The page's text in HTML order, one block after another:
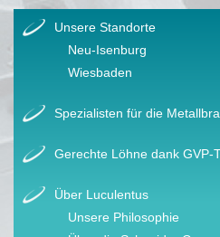
Unsere Standorte
Neu-Isenburg
Wiesbaden
Spezialisten für die
Gerechte Löhne dank GVP-
Über Luculentus
Unsere Philosophie